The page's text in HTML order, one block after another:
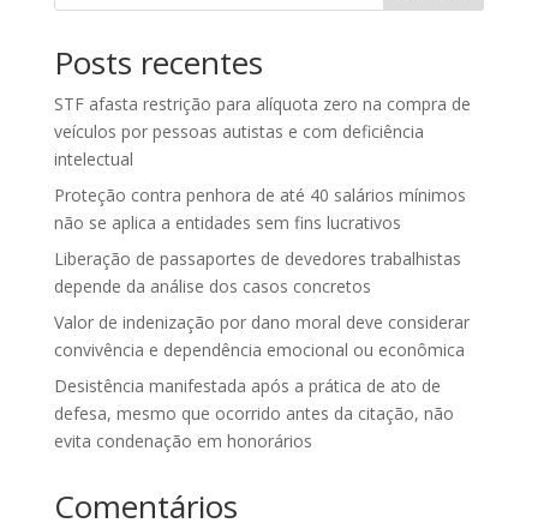
Posts recentes
STF afasta restrição para alíquota zero na compra de
veículos por pessoas autistas e com deficiência
intelectual
Proteção contra penhora de até 40 salários mínimos
não se aplica a entidades sem fins lucrativos
Liberação de passaportes de devedores trabalhistas
depende da análise dos casos concretos
Valor de indenização por dano moral deve considerar
convivência e dependência emocional ou econômica
Desistência manifestada após a prática de ato de
defesa, mesmo que ocorrido antes da citação, não
evita condenação em honorários
Comentários